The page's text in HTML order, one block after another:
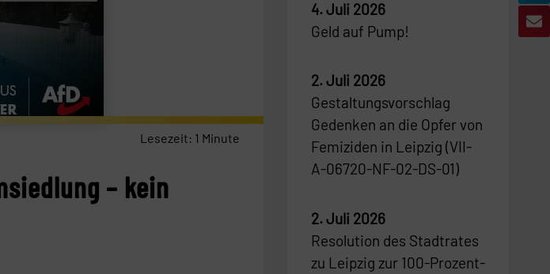
Lesezeit: 1 Minute
– kein
Geld auf Pump!
4. Juli 2026
Gestaltungsvorschlag
Gedenken an die Opfer von
Femiziden in Leipzig (VII-
A-06720-NF-02-DS-01)
2. Juli 2026
Resolution des Stadtrates
zu Leipzig zur 100-Prozent-
2. Juli 2026